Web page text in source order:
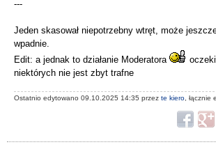
---
Jeden skasował niepotrzebny wtręt, może
wpadnie.
Edit: a jednak to działanie Moderatora
niektórych nie jest zbyt trafne
Ostatnio edytowano 09.10.2025 14:35 przez te kiero ,